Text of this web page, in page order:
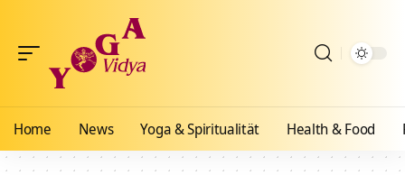
Home News Yoga & Spiritualität Health & Food